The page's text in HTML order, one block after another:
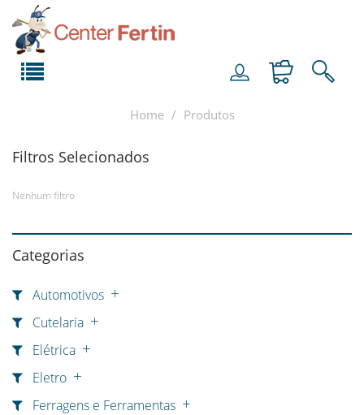
Home Produtos
Filtros Selecionados
Nenhum filtro
Categorias
Automotivos
Cutelaria
Elétrica
Eletro
Ferragens e Ferramentas